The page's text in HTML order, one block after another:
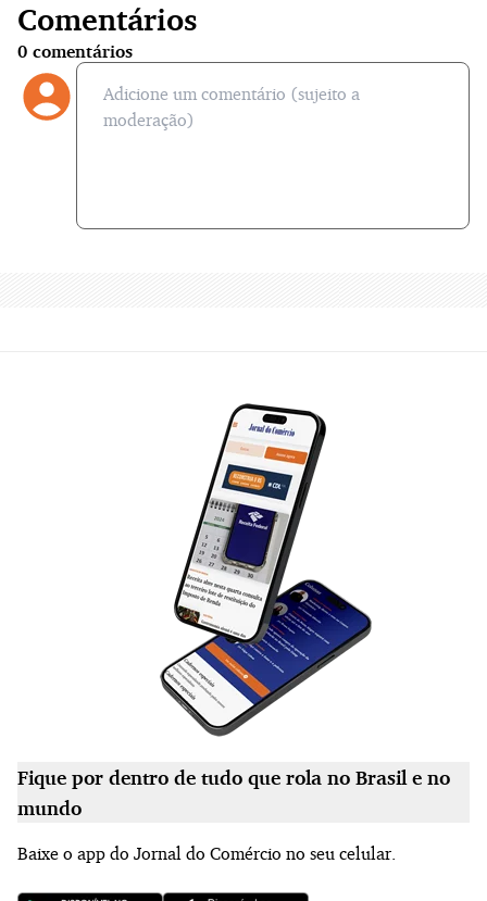
Comentários
0 comentários
Fique por dentro de tudo que rola no Brasil e no
mundo
Baixe o app do Jornal do Comércio no seu celular.